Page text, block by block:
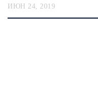
ИЮН 24, 2019